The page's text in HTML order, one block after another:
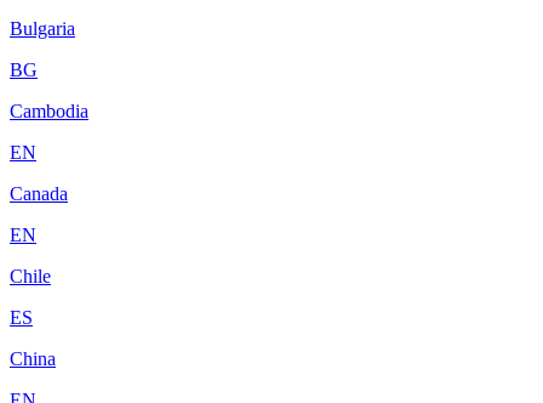
Bulgaria
BG
Cambodia
EN
Canada
EN
Chile
ES
China